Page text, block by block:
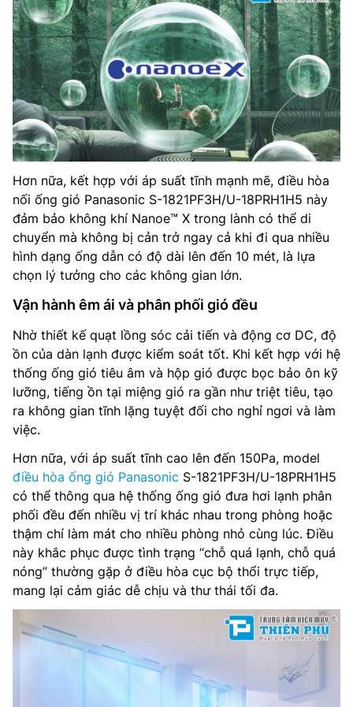
Hơn nữa, kết hợp với áp suất tĩnh mạnh mẽ, điều hòa
nối ống gió Panasonic S-1821PF3H/U-18PRH1H5 này
đảm bảo không khí Nanoe™ X trong lành có thể di
chuyển mà không bị cản trở ngay cả khi đi qua nhiều
hình dạng ống dẫn có độ dài lên đến 10 mét, là lựa
chọn lý tưởng cho các không gian lớn.
Vận hành êm ái và phân phối gió đều
Nhờ thiết kế quạt lồng sóc cải tiến và động cơ DC, độ
ồn của dàn lạnh được kiểm soát tốt. Khi kết hợp với hệ
thống ống gió tiêu âm và hộp gió được bọc bảo ôn kỹ
lưỡng, tiếng ồn tại miệng gió ra gần như triệt tiêu, tạo
ra không gian tĩnh lặng tuyệt đối cho nghỉ ngơi và làm
việc.
Hơn nữa, với áp suất tĩnh cao lên đến 150Pa, model
điều hòa ống gió Panasonic S-1821PF3H/U-18PRH1H5
có thể thông qua hệ thống ống gió đưa hơi lạnh phân
phối đều đến nhiều vị trí khác nhau trong phòng hoặc
thậm chí làm mát cho nhiều phòng nhỏ cùng lúc. Điều
này khắc phục được tình trạng “chỗ quá lạnh, chỗ quá
nóng” thường gặp ở điều hòa cục bộ thổi trực tiếp,
mang lại cảm giác dễ chịu và thư thái tối đa.